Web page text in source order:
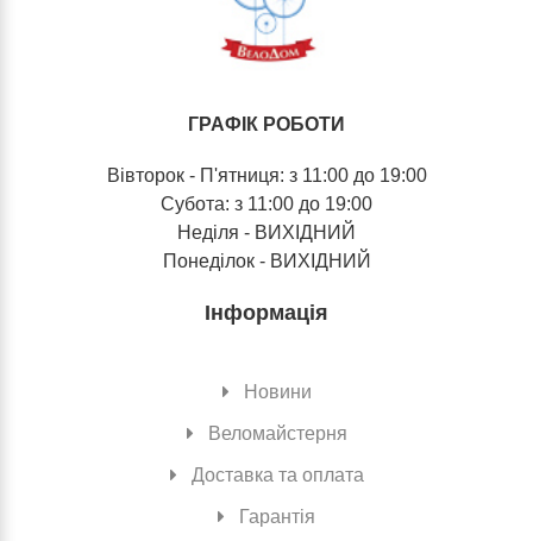
ГРАФІК РОБОТИ
Вівторок - П'ятниця: з 11:00 до 19:00
Субота: з 11:00 до 19:00
Неділя - ВИХІДНИЙ
Понеділок - ВИХІДНИЙ
Інформація
Новини
Веломайстерня
Доставка та оплата
Гарантія